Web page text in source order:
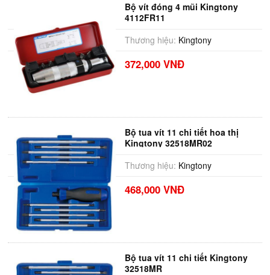
Bộ vít đóng 4 mũi Kingtony
4112FR11
Thương hiệu: Kingtony
372,000 VNĐ
Bộ tua vít 11 chi tiết hoa thị
Kingtony 32518MR02
Thương hiệu: Kingtony
468,000 VNĐ
Bộ tua vít 11 chi tiết Kingtony
32518MR